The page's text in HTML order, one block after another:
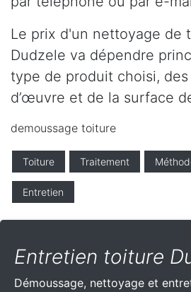
Le prix d'un nettoyage de
Dudzele va dépendre
type de produit choisi, des
d’œuvre et de la surface
demoussage toiture
Toiture Traitement
Entretien
Entretien toiture
Démoussage, nettoyage et